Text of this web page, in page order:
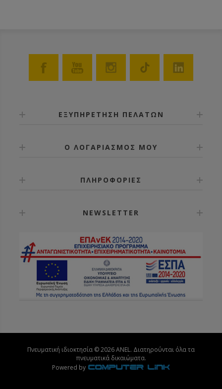
ΕΞΥΠΗΡΕΤΗΣΗ ΠΕΛΑΤΩΝ
Ο ΛΟΓΑΡΙΑΣΜΟΣ ΜΟΥ
ΠΛΗΡΟΦΟΡΙΕΣ
NEWSLETTER
Πνευματική ιδιοκτησία © 2026 ANEL. Διατηρούνται όλα τα
πνευματικά δικαιώματα.
Powered by